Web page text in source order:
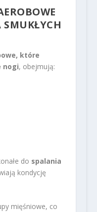
SMUKŁYCH
które
nogi, obejmują:
do spalania
kondycję
mięśniowe, co